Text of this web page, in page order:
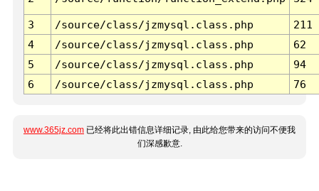
3 /source/class/jzmysql.class.php
211
4
/source/class/jzmysql.class.php
62
5
/source/class/jzmysql.class.php
94
6
/source/class/jzmysql.class.php 76
www.365jz.com 已经将此出错信息详细记录, 由此给您带来的访问不便我
们深感歉意.